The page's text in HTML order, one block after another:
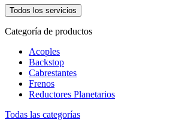
Todos los servicios
Categoría de productos
Acoples
Backstop
Cabrestantes
Frenos
Reductores Planetarios
Todas las categorías